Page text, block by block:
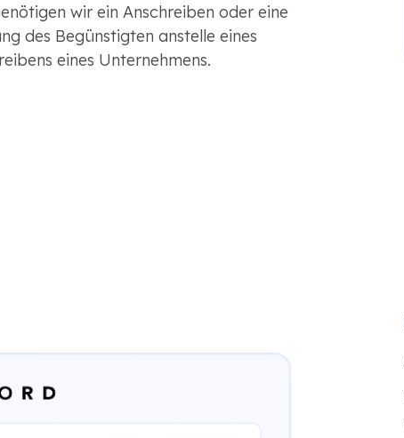
wir ein Anschreiben oder eine
des Begünstigten anstelle eines
eines Unternehmens.